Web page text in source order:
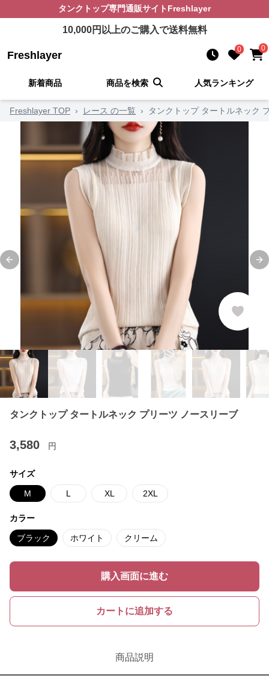
タンクトップ専門通販サイト Freshlayer
10,000円以上のご購入で送料無料
Freshlayer 0 0
新着商品 商品を検索 人気ランキング
Freshlayer TOP › レース の一覧 › タンクトップ タートルネック
Previous slide
タンクトップ タートルネック プリーツ ノースリーブ
3,580 円
サイズ
M L XL 2XL
カラー
ブラック ホワイト クリーム
購入画面に進む
カートに追加する
商品説明